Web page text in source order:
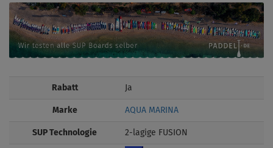
Rabatt Ja
Marke AQUA MARINA
SUP Technologie 2-lagige FUSION